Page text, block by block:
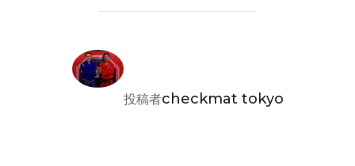
投稿者checkmat tokyo